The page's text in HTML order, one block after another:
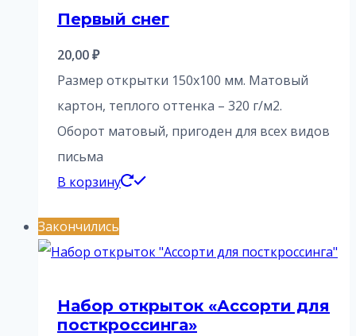
Первый снег
20,00₽
Размер открытки 150х100 мм. Матовый
картон, теплого оттенка – 320 г/м2.
Оборот матовый, пригоден для всех видов
письма
В корзину
Закончились
Набор открыток «Ассорти для
посткроссинга»